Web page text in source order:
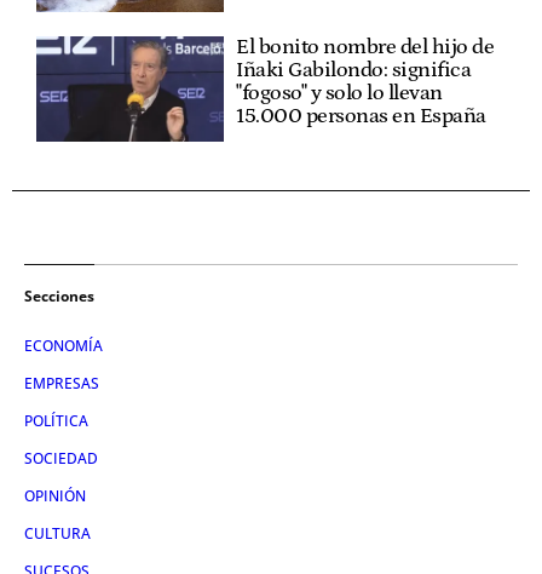
El bonito nombre del hijo de
Iñaki Gabilondo: significa
"fogoso" y solo lo llevan
15.000 personas en España
Secciones
ECONOMÍA
EMPRESAS
POLÍTICA
SOCIEDAD
OPINIÓN
CULTURA